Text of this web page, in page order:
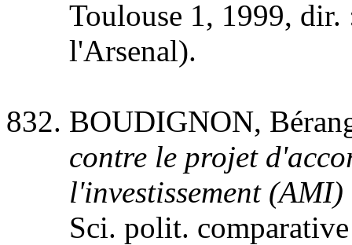
Toulouse 1, 1999,
l'Arsenal).
BOUDIGNON,
contre le projet
l'investissement
Sci. polit.